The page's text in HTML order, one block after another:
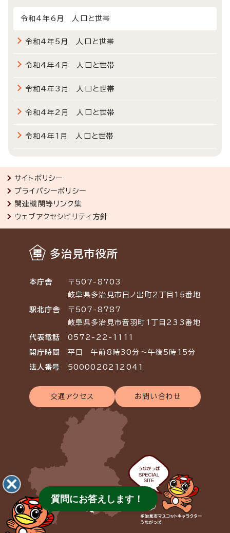
令和4年6月 人口と世帯
令和4年5月 人口と世帯
令和4年4月 人口と世帯
令和4年3月 人口と世帯
令和4年2月 人口と世帯
令和4年1月 人口と世帯
サイトポリシー
プライバシーポリシー
関連機関等リンク集
ウェブアクセシビリティ方針
多治見市役所
本庁舎
〒507-8703
岐阜県多治見市日ノ出町2丁目15番地
駅北庁舎
〒507-8787
岐阜県多治見市音羽町1丁目233番地
代表電話 0572-22-1111
開庁時間 平日 午前8時30分～午後5時15分
法人番号 5000020212041
交通アクセス お問い合わせ
質問にお答えします！